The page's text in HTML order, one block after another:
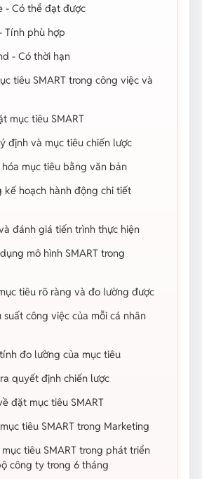
- Có thể đạt được
Tính phù hợp
- Có thời hạn
tiêu SMART trong công việc và
mục tiêu SMART
định và mục tiêu chiến lược
mục tiêu bằng văn bản
kế hoạch hành động chi tiết
đánh giá tiến trình thực hiện
mô hình SMART trong
tiêu rõ ràng và đo lường được
suất công việc của mỗi cá nhân
đo lường của mục tiêu
quyết định chiến lược
đặt mục tiêu SMART
tiêu SMART trong Marketing
tiêu SMART trong phát triển
công ty trong 6 tháng